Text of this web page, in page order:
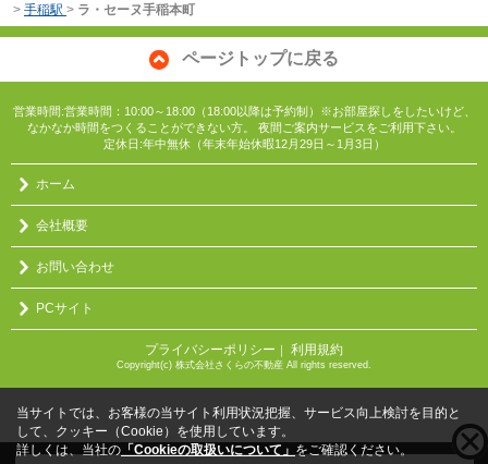
> 手稲駅 > ラ・セーヌ手稲本町
ページトップに戻る
営業時間:営業時間：10:00～18:00（18:00以降は予約制）※お部屋探しをしたいけど、
なかなか時間をつくることができない方。 夜間ご案内サービスをご利用下さい。
定休日:年中無休（年末年始休暇12月29日～1月3日）
ホーム
会社概要
お問い合わせ
PCサイト
プライバシーポリシー ｜ 利用規約
Copyright(c) 株式会社さくらの不動産 All rights reserved.
当サイトでは、お客様の当サイト利用状況把握、サービス向上検討を目的と
して、クッキー（Cookie）を使用しています。
詳しくは、当社の 「Cookieの取扱いについて」 をご確認ください。